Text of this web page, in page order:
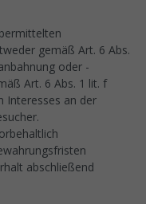
gemäß Art. 6 Abs.
oder -
Art. 6 Abs. 1 lit. f
Interesses an der
abschließend